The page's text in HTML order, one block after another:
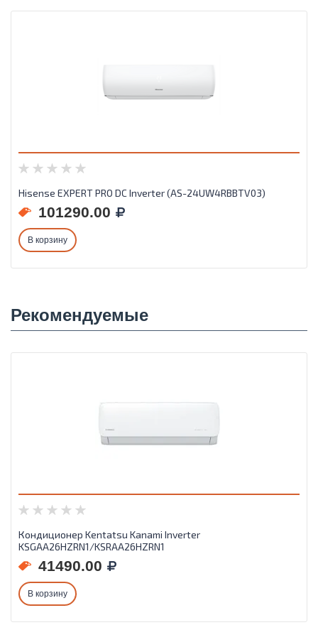
Hisense EXPERT PRO DC Inverter (AS-24UW4RBBTV03)
101290.00
В корзину
Рекомендуемые
Кондиционер Kentatsu Kanami Inverter
KSGAA26HZRN1/KSRAA26HZRN1
41490.00
В корзину